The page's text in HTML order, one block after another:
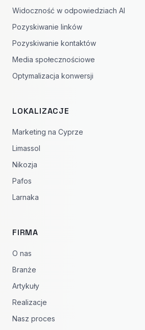
Widoczność w odpowiedziach AI
Pozyskiwanie linków
Pozyskiwanie kontaktów
Media społecznościowe
Optymalizacja konwersji
LOKALIZACJE
Marketing na Cyprze
Limassol
Nikozja
Pafos
Larnaka
FIRMA
O nas
Branże
Artykuły
Realizacje
Nasz proces